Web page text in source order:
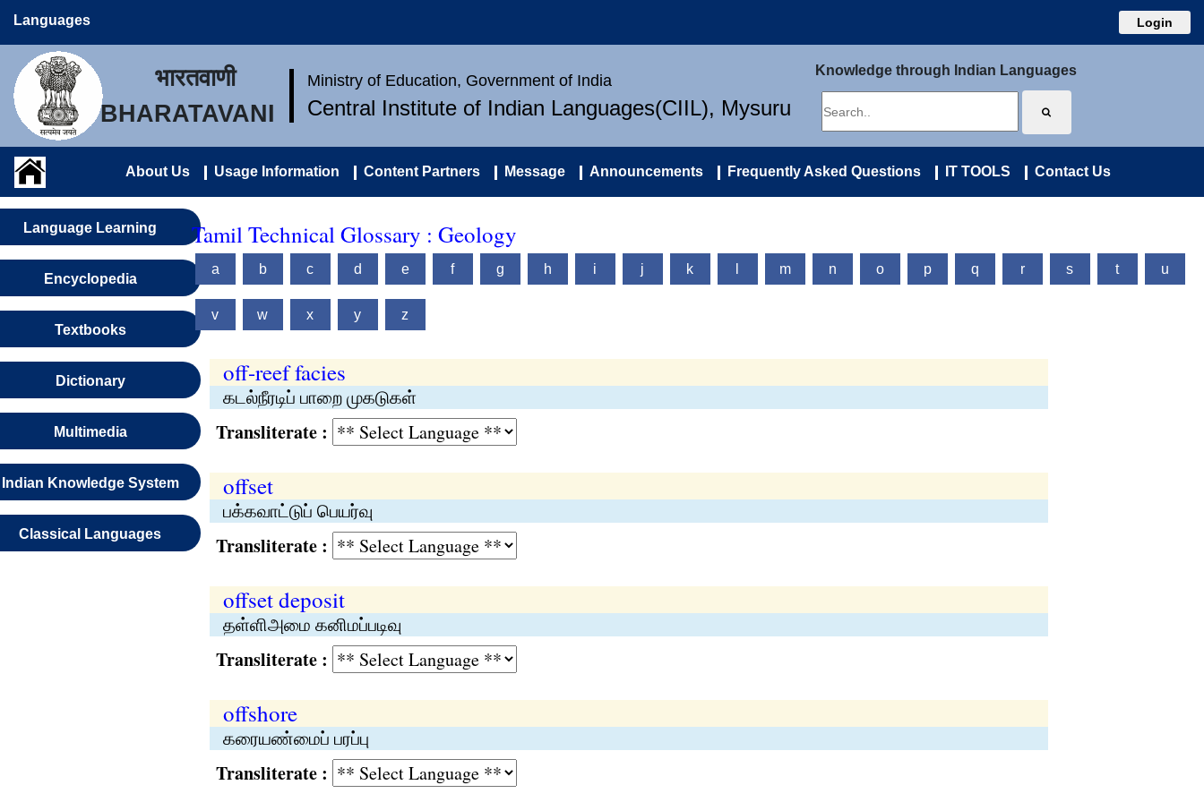
Languages Login
भारतवाणी
BHARATAVANI
Ministry of Education, Government of India
Central Institute of Indian Languages(CIIL), Mysuru
Knowledge through Indian Languages
About Us Usage Information Content Partners Message Announcements Frequently Asked Questions IT TOOLS Contact Us
Language Learning
Encyclopedia
Textbooks
Dictionary
Multimedia
Indian Knowledge System
Classical Languages
Tamil Technical Glossary : Geology
a b c d e f g h i j k m n o p q r s t u
v w x y z
off-reef facies
கடல்நீரடிப் பாறை முகடுகள்
Transliterate :
offset
பக்கவாட்டுப் பெயர்வு
Transliterate :
offset deposit
தள்ளிஅமை கனிமப்படிவு
Transliterate :
offshore
கரையண்மைப் பரப்பு
Transliterate :